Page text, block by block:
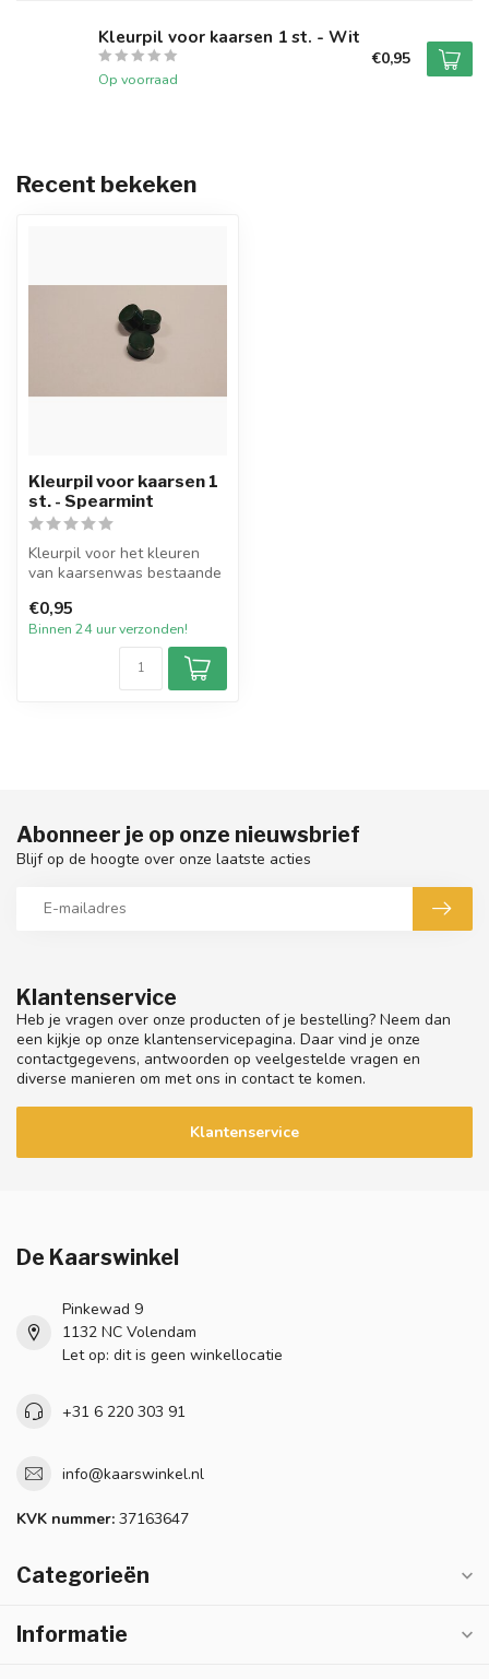
Kleurpil voor kaarsen 1 st. - Wit
Op voorraad
€0,95
Recent bekeken
Kleurpil voor kaarsen 1
st. - Spearmint
Kleurpil voor het kleuren
van kaarsenwas bestaande
par...
€0,95
Binnen 24 uur verzonden!
Klantenservice
Heb je vragen over onze producten of je bestelling? Neem dan
een kijkje op onze klantenservicepagina. Daar vind je onze
contactgegevens, antwoorden op veelgestelde vragen en
diverse manieren om met ons in contact te komen.
Klantenservice
Abonneer je op onze nieuwsbrief
Blijf op de hoogte over onze laatste acties
De Kaarswinkel
Pinkewad 9
1132 NC Volendam
Let op: dit is geen winkellocatie
+31 6 220 303 91
info@kaarswinkel.nl
KVK nummer: 37163647
Categorieën
Informatie